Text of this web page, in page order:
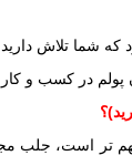
که شما تلاش
در کسب و کار
است، جلب